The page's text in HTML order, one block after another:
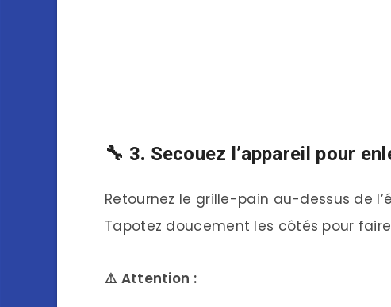
🔧 3. Secouez l’appareil pour
Retournez le grille-pain au-dessus de
Tapotez doucement les côtés pour
⚠️ Attention :